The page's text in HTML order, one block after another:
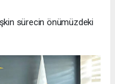
sürecin önümüzdeki